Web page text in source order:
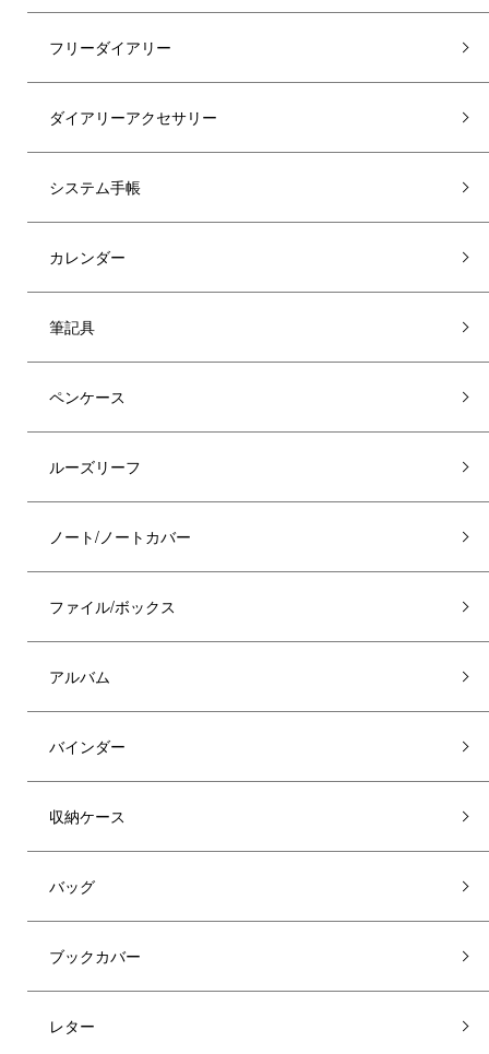
フリーダイアリー
ダイアリーアクセサリー
システム手帳
カレンダー
筆記具
ペンケース
ルーズリーフ
ノート/ノートカバー
ファイル/ボックス
アルバム
バインダー
収納ケース
バッグ
ブックカバー
レター